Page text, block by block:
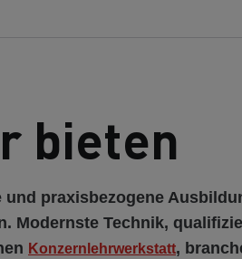
bieten
und praxisbezogene
Modernste Technik,
Konzernlehrwerkstatt,